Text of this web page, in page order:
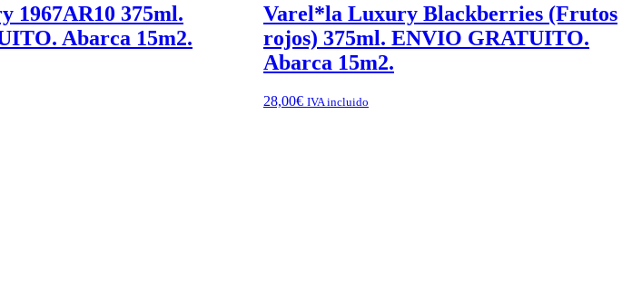
1967AR10 375ml.
Abarca 15m2.
Varel*la Luxury Blackberries (Frutos
rojos) 375ml. ENVIO GRATUITO.
Abarca 15m2.
28,00€ IVA incluido